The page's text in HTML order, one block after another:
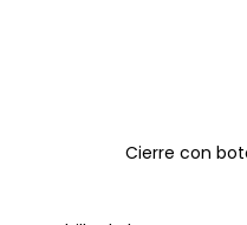
Cierre con